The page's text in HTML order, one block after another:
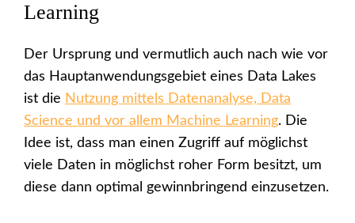
Learning
Der Ursprung und vermutlich auch nach wie vor
das Hauptanwendungsgebiet eines Data Lakes
ist die Nutzung mittels Datenanalyse, Data
Science und vor allem Machine Learning. Die
Idee ist, dass man einen Zugriff auf möglichst
viele Daten in möglichst roher Form besitzt, um
diese dann optimal gewinnbringend einzusetzen.